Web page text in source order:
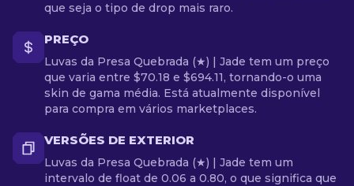
que seja o tipo de drop mais raro.
PREÇO
Luvas da Presa Quebrada (★) | Jade tem um preço
que varia entre $70.18 e $694.11, tornando-o uma
skin de gama média. Está atualmente disponível
para compra em vários marketplaces.
VERSÕES DE EXTERIOR
Luvas da Presa Quebrada (★) | Jade tem um
intervalo de float de 0.06 a 0.80, o que significa que